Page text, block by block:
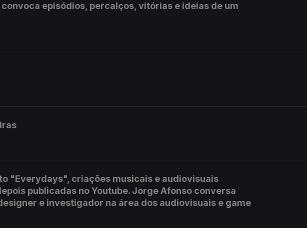
episódios, percalços, vitórias e ideias de um
"Everydays", criações musicais e audiovisuais
publicadas no Youtube. Jorge Afonso conversa
e investigador na área dos audiovisuais e game